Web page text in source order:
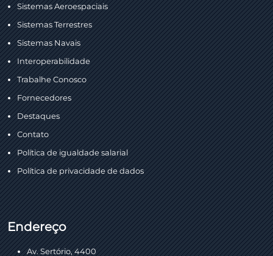
Sistemas Aeroespaciais
Sistemas Terrestres
Sistemas Navais
Interoperabilidade
Trabalhe Conosco
Fornecedores
Destaques
Contato
Política de igualdade salarial
Política de privacidade de dados
Endereço
Av. Sertório, 4400